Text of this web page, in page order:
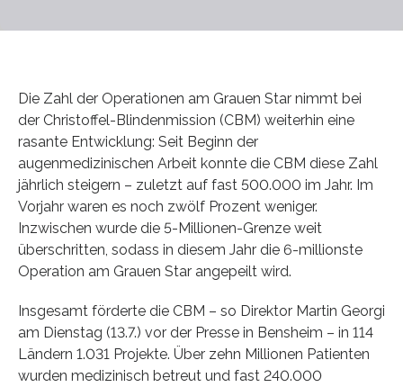
Die Zahl der Operationen am Grauen Star nimmt bei
der Christoffel-Blindenmission (CBM) weiterhin eine
rasante Entwicklung: Seit Beginn der
augenmedizinischen Arbeit konnte die CBM diese Zahl
jährlich steigern – zuletzt auf fast 500.000 im Jahr. Im
Vorjahr waren es noch zwölf Prozent weniger.
Inzwischen wurde die 5-Millionen-Grenze weit
überschritten, sodass in diesem Jahr die 6-millionste
Operation am Grauen Star angepeilt wird.
Insgesamt förderte die CBM – so Direktor Martin Georgi
am Dienstag (13.7.) vor der Presse in Bensheim – in 114
Ländern 1.031 Projekte. Über zehn Millionen Patienten
wurden medizinisch betreut und fast 240.000